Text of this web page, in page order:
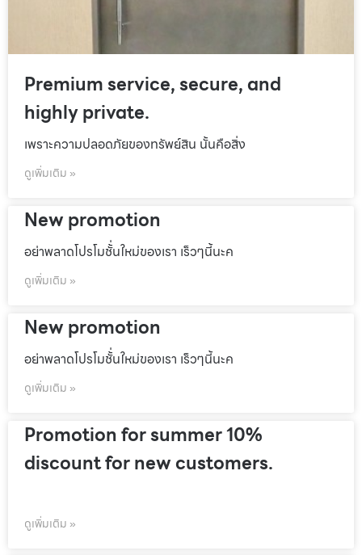
Premium service, secure, and
highly private.
เพราะความปลอดภัยของทรัพย์สิน นั้นคือสิ่ง
ดูเพิ่มเติม »
New promotion
อย่าพลาดโปรโมชั้่นใหม่ของเรา เร็วๆนี้นะค
ดูเพิ่มเติม »
New promotion
อย่าพลาดโปรโมชั้่นใหม่ของเรา เร็วๆนี้นะค
ดูเพิ่มเติม »
Promotion for summer 10%
discount for new customers.
ดูเพิ่มเติม »